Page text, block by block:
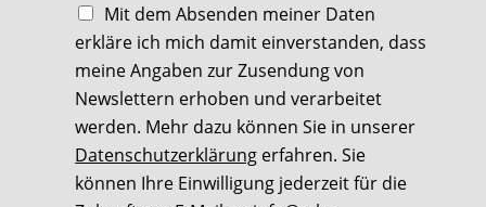
Mit dem Absenden meiner Daten
erkläre ich mich damit einverstanden, dass
meine Angaben zur Zusendung von
Newslettern erhoben und verarbeitet
werden. Mehr dazu können Sie in unserer
Datenschutzerklärung erfahren. Sie
können Ihre Einwilligung jederzeit für die